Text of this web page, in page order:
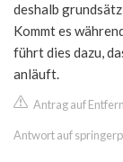
deshalb
Kommt es
führt dies dazu,
anläuft.
Antrag auf
Antwort auf